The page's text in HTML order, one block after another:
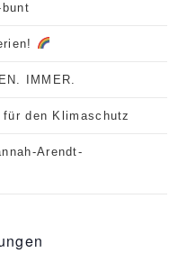
IMMER.
den Klimaschutz
Arendt-